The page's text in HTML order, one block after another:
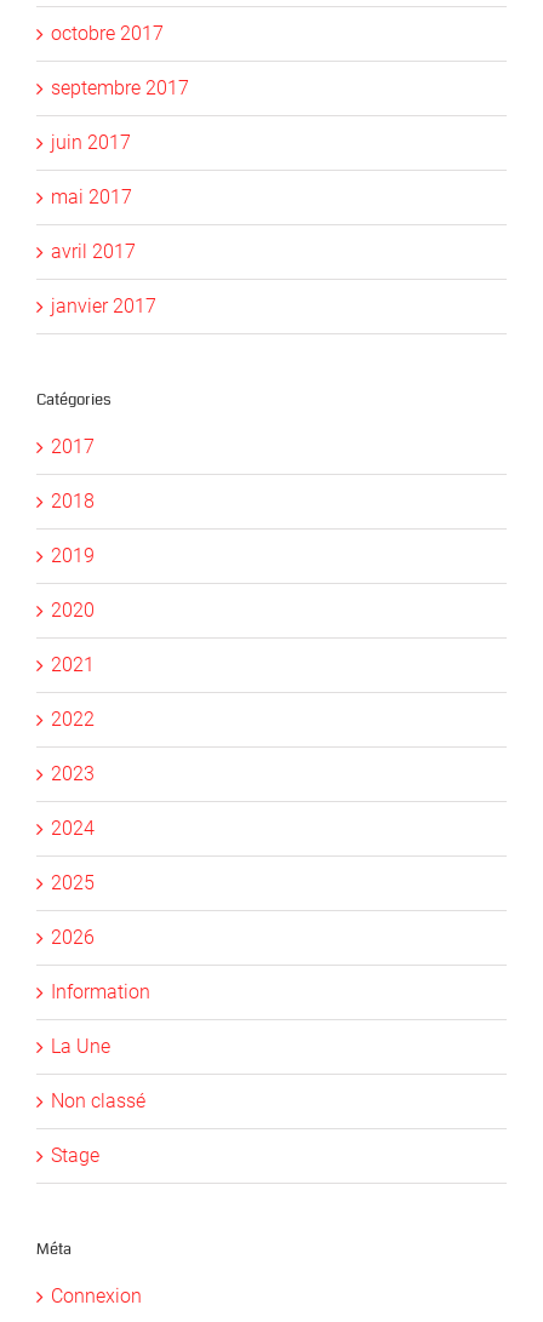
octobre 2017
septembre 2017
juin 2017
mai 2017
avril 2017
janvier 2017
Catégories
2017
2018
2019
2020
2021
2022
2023
2024
2025
2026
Information
La Une
Non classé
Stage
Méta
Connexion